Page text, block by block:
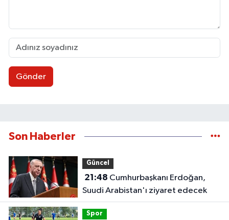
Gönder
Son Haberler
Güncel
21:48
Suudi Arabistan'ı ziyaret edecek
Spor